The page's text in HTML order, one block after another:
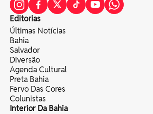
Editorias
Últimas Notícias
Bahia
Salvador
Diversão
Agenda Cultural
Preta Bahia
Fervo Das Cores
Colunistas
Interior Da Bahia